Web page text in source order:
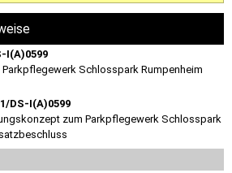
I(A)0599
Schlosspark Rumpenheim
DS-I(A)0599
zum Parkpflegewerk Schlosspark